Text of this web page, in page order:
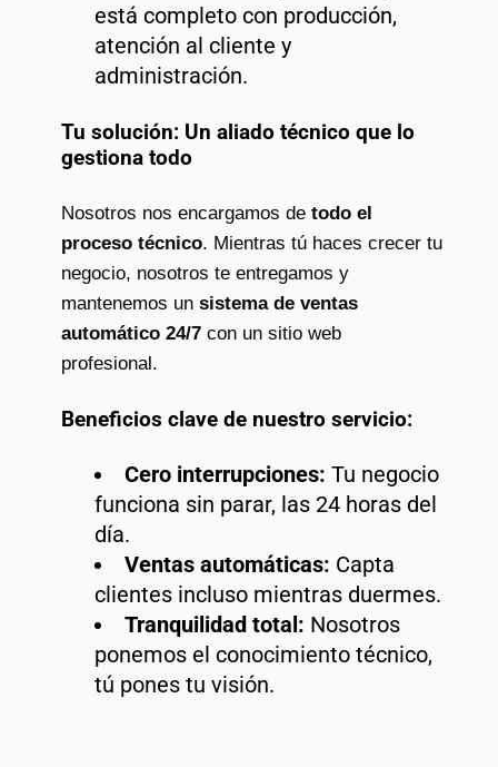
está completo con producción,
atención al cliente y
administración.
Tu solución: Un aliado técnico que lo
gestiona todo
Nosotros nos encargamos de todo el
proceso técnico. Mientras tú haces crecer tu
negocio, nosotros te entregamos y
mantenemos un sistema de ventas
automático 24/7 con un sitio web
profesional.
Beneficios clave de nuestro servicio:
Cero interrupciones: Tu negocio
funciona sin parar, las 24 horas del
día.
Ventas automáticas: Capta
clientes incluso mientras duermes.
Tranquilidad total: Nosotros
ponemos el conocimiento técnico,
tú pones tu visión.